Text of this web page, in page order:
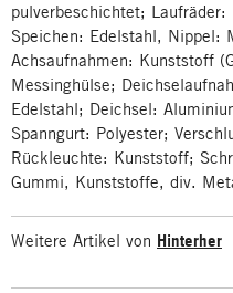
pulverbeschichtet;
Speichen: Edelstahl, Nippel:
Achsaufnahmen: Kunststoff
Messinghülse;
Edelstahl; Deichsel:
Spanngurt: Polyester;
Rückleuchte: Kunststoff;
Gummi, Kunststoffe, div.
Weitere Artikel von Hinterher